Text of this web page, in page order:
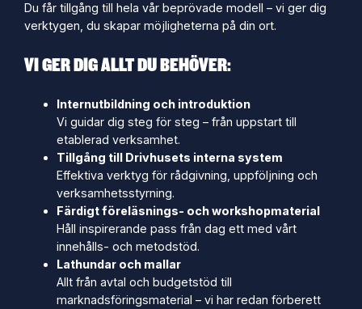
Du får tillgång till hela vår beprövade modell – vi ger dig
verktygen, du skapar möjligheterna på din ort.
VI GER DIG ALLT DU BEHÖVER:
Internutbildning och introduktion
Vi guidar dig steg för steg – från uppstart till
etablerad verksamhet.
Tillgång till Drivhusets interna system
Effektiva verktyg för rådgivning, uppföljning och
verksamhetsstyrning.
Färdigt föreläsnings- och workshopmaterial
Håll inspirerande pass från dag ett med vårt
innehålls- och metodstöd.
Lathundar och mallar
Allt från avtal och budgetstöd till
marknadsföringsmaterial – vi har redan förberett